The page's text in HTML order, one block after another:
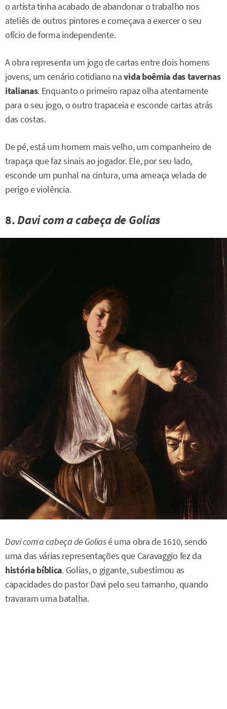
o artista tinha acabado de abandonar o trabalho nos
ateliês de outros pintores e começava a exercer o seu
ofício de forma independente.
A obra representa um jogo de cartas entre dois homens
jovens, um cenário cotidiano navida boêmia das tavernas
italianas. Enquanto o primeiro rapaz olha atentamente
para o seu jogo, o outro trapaceia e esconde cartas atrás
das costas.
De pé, está um homem mais velho, um companheiro de
trapaça que faz sinais ao jogador. Ele, por seu lado,
esconde um punhal na cintura, uma ameaça velada de
perigo e violência.
8.Davi com a cabeça de Golias
Davi com a cabeça de Goliasé uma obra de 1610, sendo
uma das várias representações que Caravaggio fez da
história bíblica. Golias, o gigante, subestimou as
capacidades do pastor Davi pelo seu tamanho, quando
travaram uma batalha.